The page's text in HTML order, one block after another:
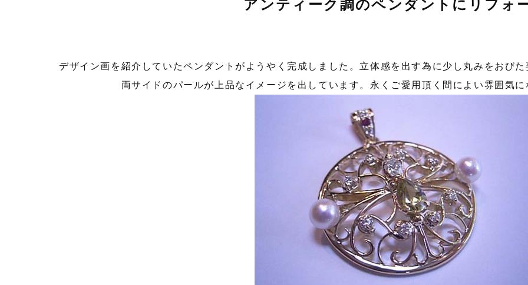
アンティーク調のペンダントにリフォ
デザイン画を紹介していたペンダントがようやく完成しました。立体感を出す為に少し丸みをおび
両サイドのパールが上品なイメージを出しています。永くご愛用頂く間によい雰囲気に